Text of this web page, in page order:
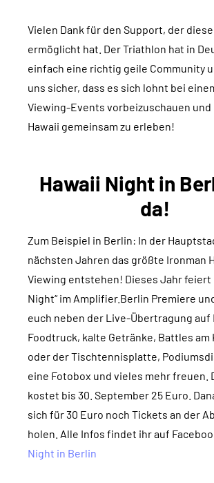
Vielen Dank für den Support, der
ermöglicht hat. Der Triathlon hat in
einfach eine richtig geile Community
uns sicher, dass es sich lohnt bei
Viewing-Events vorbeizuschauen und
Hawaii gemeinsam zu erleben!
Hawaii Night in
da!
Zum Beispiel in Berlin: In der
nächsten Jahren das größte Ironman
Viewing entstehen! Dieses Jahr feiert
Night“ im Amplifier.Berlin Premiere
euch neben der Live-Übertragung auf
Foodtruck, kalte Getränke, Battles
oder der Tischtennisplatte,
eine Fotobox und vieles mehr freuen.
kostet bis 30. September 25 Euro.
sich für 30 Euro noch Tickets an der
holen. Alle Infos findet ihr auf
Night in Berlin